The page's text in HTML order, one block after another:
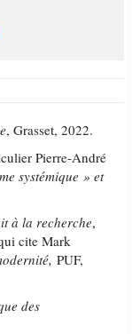
, Grasset, 2022.
Pierre-André
systémique » et
à la recherche,
cite Mark
PUF,
des